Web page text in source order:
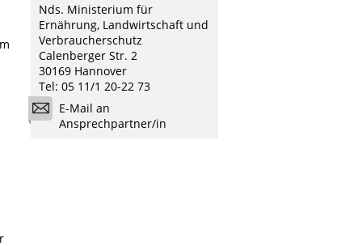
Nds. Ministerium für
Ernährung, Landwirtschaft und
Verbraucherschutz
Calenberger Str. 2
30169 Hannover
Tel: 05 11/1 20-22 73
E-Mail an
Ansprechpartner/in